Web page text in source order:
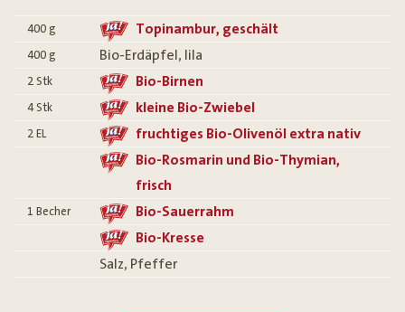
400 g Topinambur, geschält
400 g Bio-Erdäpfel, lila
2 Stk Bio-Birnen
4 Stk kleine Bio-Zwiebel
2 EL
fruchtiges Bio-Olivenöl extra nativ
Bio-Rosmarin und Bio-Thymian,
frisch
1 Becher
Bio-Sauerrahm
Bio-Kresse
Salz, Pfeffer